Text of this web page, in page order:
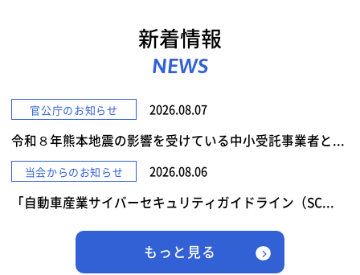
新着情報
NEWS
官公庁のお知らせ 2026.08.07
令和８年熊本地震の影響を受けている中小受託事業者と...
当会からのお知らせ 2026.08.06
「自動車産業サイバーセキュリティガイドライン（SC...
もっと見る